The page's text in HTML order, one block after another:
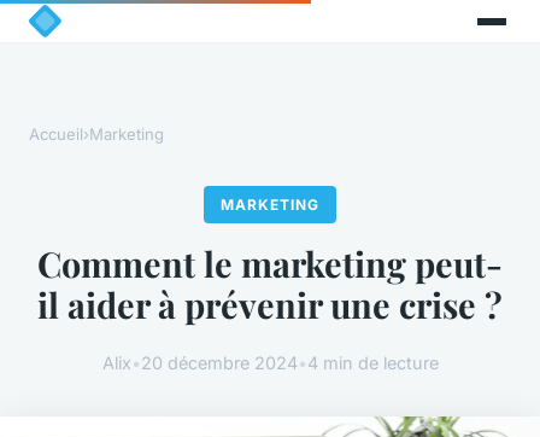
Accueil›Marketing
MARKETING
Comment le marketing peut-
il aider à prévenir une crise ?
Alix•20 décembre 2024•4 min de lecture